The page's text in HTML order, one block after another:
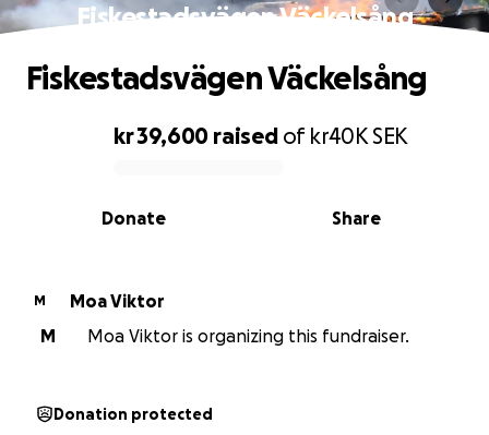
Fiskestadsvägen Väckelsång
0% complete
kr 39,600 raised of kr40KSEK
Share
Donate
Fiskestadsvägen Väckelsång
M
Moa Viktor
M
Moa Viktor is organizing this fundraiser.
Donation protected